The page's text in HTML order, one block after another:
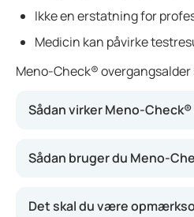
Ikke en erstatning for
Medicin kan påvirke
Meno-Check®
Sådan virker Meno-
Testen måler FSH-
Sådan bruger du Meno-
Det skal du være